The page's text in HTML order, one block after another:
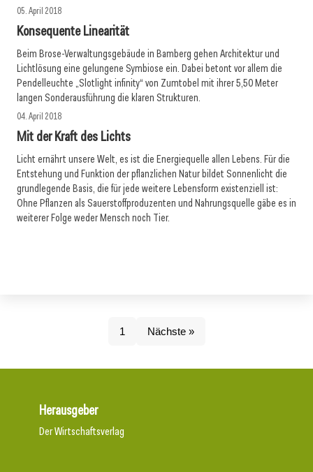
05. April 2018
Konsequente Linearität
Beim Brose-Verwaltungsgebäude in Bamberg gehen Architektur und
Lichtlösung eine gelungene Symbiose ein. Dabei betont vor allem die
Pendelleuchte „Slotlight infinity“ von Zumtobel mit ihrer 5,50 Meter
langen Sonderausführung die klaren Strukturen.
04. April 2018
Mit der Kraft des Lichts
Licht ernährt unsere Welt, es ist die Energiequelle allen Lebens. Für die
Entstehung und Funktion der pflanzlichen Natur bildet Sonnenlicht die
grundlegende Basis, die für jede weitere Lebensform existenziell ist:
Ohne Pflanzen als Sauerstoffproduzenten und Nahrungsquelle gäbe es in
weiterer Folge weder Mensch noch Tier.
1 Nächste »
Herausgeber
Der Wirtschaftsverlag